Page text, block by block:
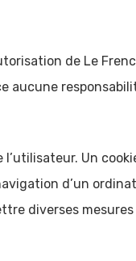
de Le
aucune
Un
d’un
diverses mesures